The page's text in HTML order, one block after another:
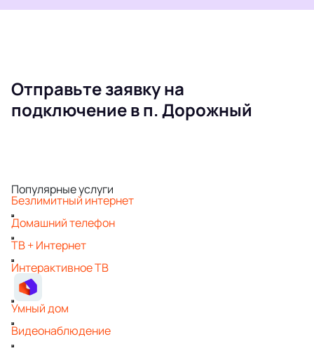
Отправьте заявку на
подключение в п. Дорожный
Популярные услуги
Безлимитный интернет
Домашний телефон
ТВ + Интернет
Интерактивное ТВ
Умный дом
Видеонаблюдение